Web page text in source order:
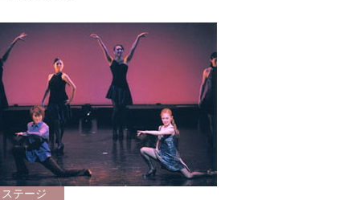
ステージ